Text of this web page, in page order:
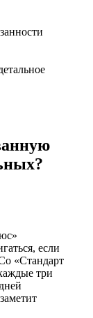
если
«Стандарт
три